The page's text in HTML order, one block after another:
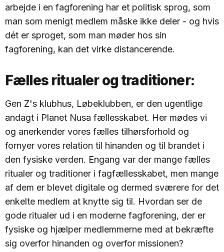
arbejde i en fagforening har et politisk sprog, som
man som menigt medlem måske ikke deler - og hvis
dét er sproget, som man møder hos sin
fagforening, kan det virke distancerende.
Fælles ritualer og traditioner:
Gen Z's klubhus, Løbeklubben, er den ugentlige
andagt i Planet Nusa fællesskabet. Her mødes vi
og anerkender vores fælles tilhørsforhold og
fornyer vores relation til hinanden og til brandet i
den fysiske verden. Engang var der mange fælles
ritualer og traditioner i fagfællesskabet, men mange
af dem er blevet digitale og dermed sværere for det
enkelte medlem at knytte sig til. Hvordan ser de
gode ritualer ud i en moderne fagforening, der er
fysiske og hjælper medlemmerne med at bekræfte
sig overfor hinanden og overfor missionen?